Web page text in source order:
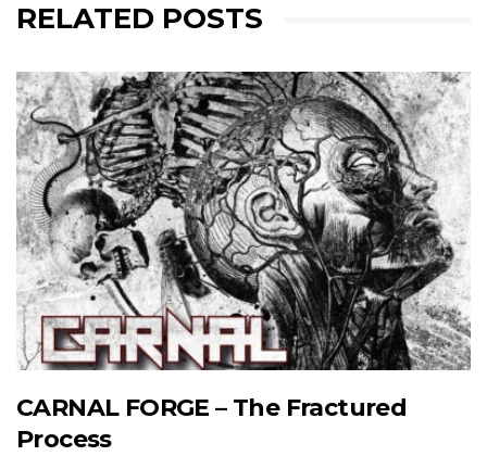
RELATED POSTS
CARNAL FORGE – The Fractured
Process